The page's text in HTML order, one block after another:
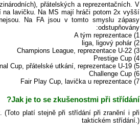
přátelských a reprezentačních. V
na lavičku. Na MS mají hráči potom 2x vyšší
Na FA jsou v tomto smyslu zápasy
odstupňovány:
1) A tým reprezentace
2) liga, ligový pohár
3) Champions League, reprezentace U-22
4) Prestige Cup
5) International Cup, přátelské utkání, reprezentace U-19
6) Challenge Cup
7) Fair Play Cup, lavička u reprezentace
Jak je to se zkušenostmi při střídání?
(Toto platí stejně při střídání při zranění i při
taktickém střídání.)